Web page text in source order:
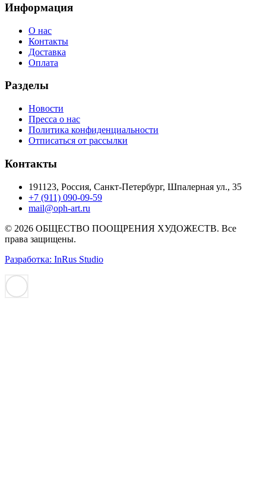
Информация
О нас
Контакты
Доставка
Оплата
Разделы
Новости
Пресса о нас
Политика конфиденциальности
Отписаться от рассылки
Контакты
191123, Россия, Санкт-Петербург, Шпалерная ул., 35
+7 (911) 090-09-59
mail@oph-art.ru
© 2026 ОБЩЕСТВО ПООЩРЕНИЯ ХУДОЖЕСТВ. Все
права защищены.
Разработка: InRus Studio